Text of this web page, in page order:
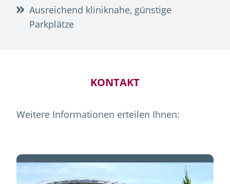
Ausreichend kliniknahe, günstige
Parkplätze
KONTAKT
Weitere Informationen erteilen Ihnen: